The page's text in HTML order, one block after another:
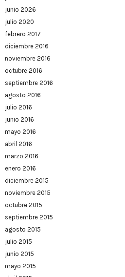
junio 2026
julio 2020
febrero 2017
diciembre 2016
noviembre 2016
octubre 2016
septiembre 2016
agosto 2016
julio 2016
junio 2016
mayo 2016
abril 2016
marzo 2016
enero 2016
diciembre 2015
noviembre 2015
octubre 2015
septiembre 2015
agosto 2015
julio 2015
junio 2015
mayo 2015